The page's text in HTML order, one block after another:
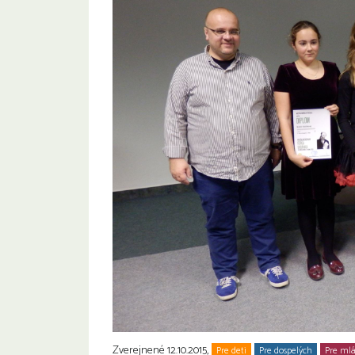
Zverejnené 12.10.2015, Pre deti Pre dospelých Pre